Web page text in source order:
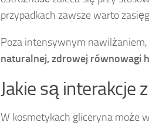
przypadkach zawsze warto
Poza intensywnym nawilżaniem,
naturalnej, zdrowej równowagi
Jakie są interakcje
W kosmetykach gliceryna może